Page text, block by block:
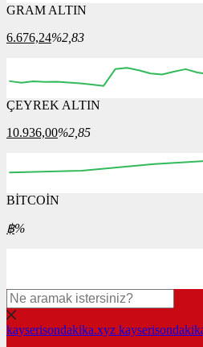
11:00 12:00
GRAM ALTIN
6.676,24%2,83
11:00 12:00
ÇEYREK ALTIN
10.936,00%2,85
00:00
BİTCOİN
฿%
kayserisondakika.xyz